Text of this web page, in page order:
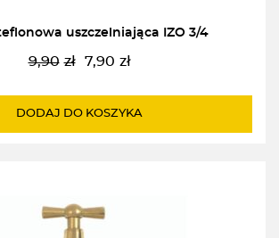
uszczelniająca IZO 3/4
9,90 zł
Pierwotna
wynosiła:
7,90 zł
Aktualna
wynosi:
DODAJ DO KOSZYKA